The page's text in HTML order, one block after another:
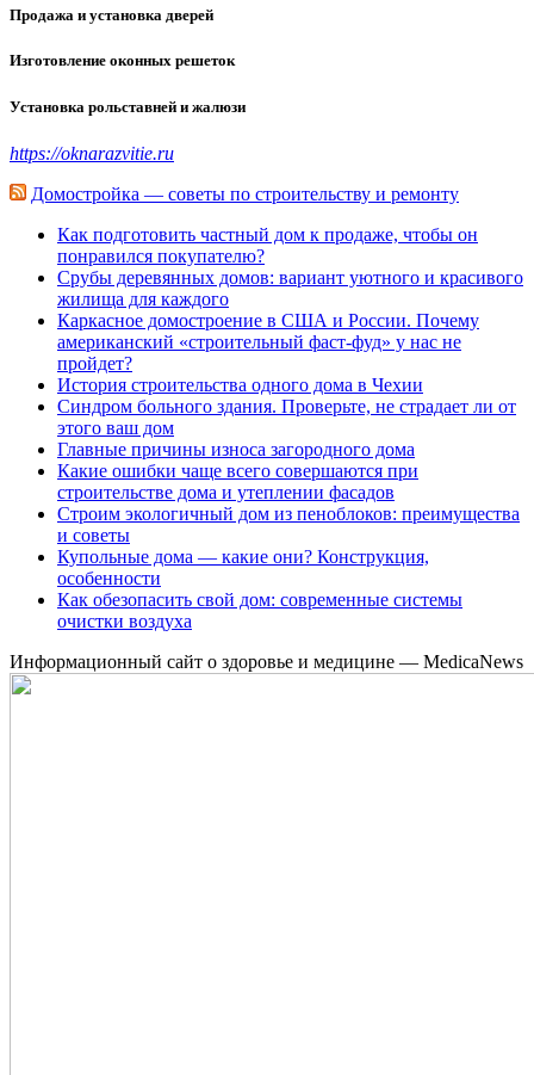
Продажа и установка дверей
Изготовление оконных решеток
Установка рольставней и жалюзи
https://oknarazvitie.ru
Домостройка — советы по строительству и ремонту
Как подготовить частный дом к продаже, чтобы он
понравился покупателю?
Срубы деревянных домов: вариант уютного и красивого
жилища для каждого
Каркасное домостроение в США и России. Почему
американский «строительный фаст-фуд» у нас не
пройдет?
История строительства одного дома в Чехии
Синдром больного здания. Проверьте, не страдает ли от
этого ваш дом
Главные причины износа загородного дома
Какие ошибки чаще всего совершаются при
строительстве дома и утеплении фасадов
Строим экологичный дом из пеноблоков: преимущества
и советы
Купольные дома — какие они? Конструкция,
особенности
Как обезопасить свой дом: современные системы
очистки воздуха
Информационный сайт о здоровье и медицине — MedicaNews